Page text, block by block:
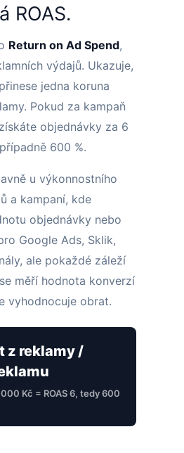
ROAS.
Return on Ad Spend,
výdajů. Ukazuje,
jedna koruna
Pokud za kampaň
objednávky za 6
600 %.
u výkonnostního
a kampaní, kde
objednávky nebo
Google Ads, Sklik,
ale pokaždé záleží
měří hodnota konverzí
vyhodnocuje obrat.
z reklamy /
Kč = ROAS 6, tedy 600